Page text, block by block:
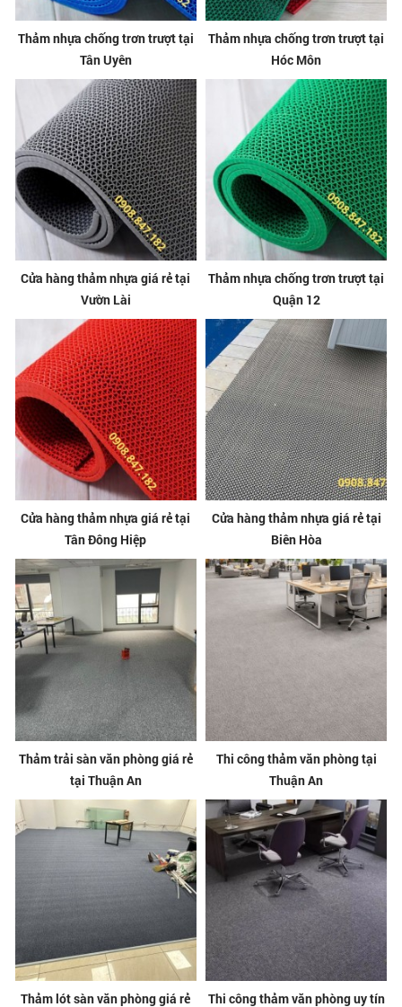
Thảm nhựa chống trơn trượt tại
Tân Uyên
Thảm nhựa chống trơn trượt tại
Hóc Môn
Cửa hàng thảm nhựa giá rẻ tại
Vườn Lài
Thảm nhựa chống trơn trượt tại
Quận 12
Cửa hàng thảm nhựa giá rẻ tại
Tân Đông Hiệp
Cửa hàng thảm nhựa giá rẻ tại
Biên Hòa
Thảm trải sàn văn phòng giá rẻ
tại Thuận An
Thi công thảm văn phòng tại
Thuận An
Thảm lót sàn văn phòng giá rẻ
Thi công thảm văn phòng uy tín